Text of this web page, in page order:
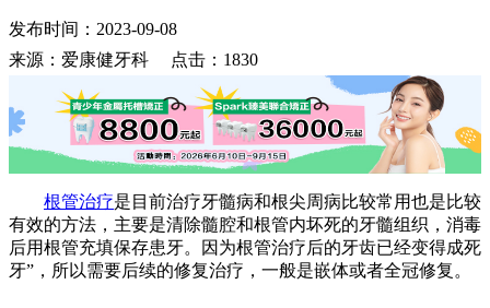
发布时间：2023-09-08
来源：爱康健牙科 点击：1830
根管治疗是目前治疗牙髓病和根尖周病比较常用也是比较
有效的方法，主要是清除髓腔和根管内坏死的牙髓组织，消毒
后用根管充填保存患牙。因为根管治疗后的牙齿已经变得成死
牙”，所以需要后续的修复治疗，一般是嵌体或者全冠修复。